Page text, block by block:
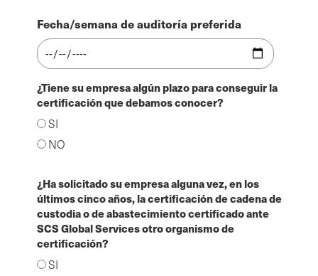
Fecha/semana de auditoría preferida
¿Tiene su empresa algún plazo para conseguir la
certificación que debamos conocer?
SI
NO
¿Ha solicitado su empresa alguna vez, en los
últimos cinco años, la certificación de cadena de
custodia o de abastecimiento certificado ante
SCS Global Services otro organismo de
certificación?
SI